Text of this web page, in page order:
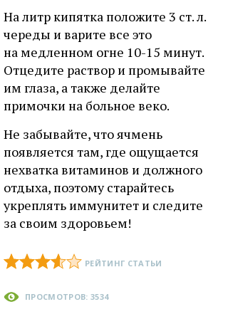
На литр кипятка положите 3 ст. л.
череды и варите все это
на медленном огне 10-15 минут.
Отцедите раствор и промывайте
им глаза, а также делайте
примочки на больное веко.
Не забывайте, что ячмень
появляется там, где ощущается
нехватка витаминов и должного
отдыха, поэтому старайтесь
укреплять иммунитет и следите
за своим здоровьем!
РЕЙТИНГ СТАТЬИ
ПРОСМОТРОВ: 3534